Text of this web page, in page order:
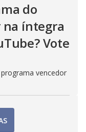
do
na íntegra
Vote
vencedor